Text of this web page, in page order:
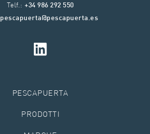
Telf.: +34 986 292 550
pescapuerta@pescapuerta.es
PESCAPUERTA
PRODOTTI